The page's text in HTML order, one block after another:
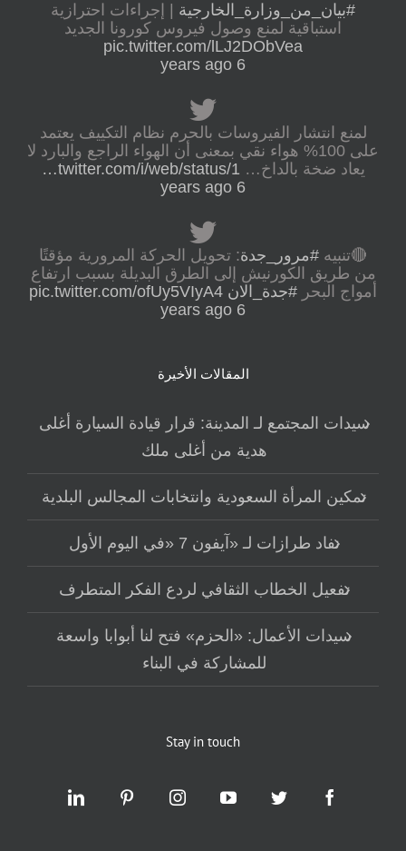
#بيان_من_وزارة_الخارجية | إجراءات احترازية
استباقية لمنع وصول فيروس كورونا الجديد
pic.twitter.com/lLJ2DObVea
6 years ago
لمنع انتشار الفيروسات بالحرم نظام التكييف يعتمد
على 100% هواء نقي بمعنى أن الهواء الراجع والبارد لا
يعاد ضخة بالداخ… twitter.com/i/web/status/1…
6 years ago
🔴تنبيه #مرور_جدة: تحويل الحركة المرورية مؤقتًا
من طريق الكورنيش إلى الطرق البديلة بسبب ارتفاع
أمواج البحر #جدة_الان pic.twitter.com/ofUy5VIyA4
6 years ago
المقالات الأخيرة
سيدات المجتمع لـ المدينة: قرار قيادة السيارة أغلى
هدية من أغلى ملك
تمكين المرأة السعودية وانتخابات المجالس البلدية
نفاد طرازات لـ «آيفون 7 «في اليوم الأول
تفعيل الخطاب الثقافي لردع الفكر المتطرف
سيدات الأعمال: «الحزم» فتح لنا أبوابا واسعة
للمشاركة في البناء
Stay in touch